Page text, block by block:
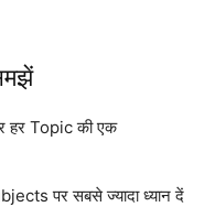
हर Topic की एक
पर सबसे ज्यादा ध्यान दें